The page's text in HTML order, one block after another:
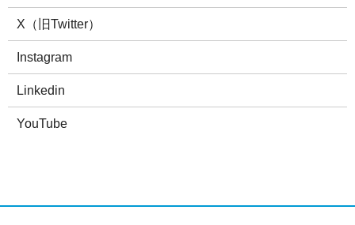
X（旧Twitter）
Instagram
Linkedin
YouTube